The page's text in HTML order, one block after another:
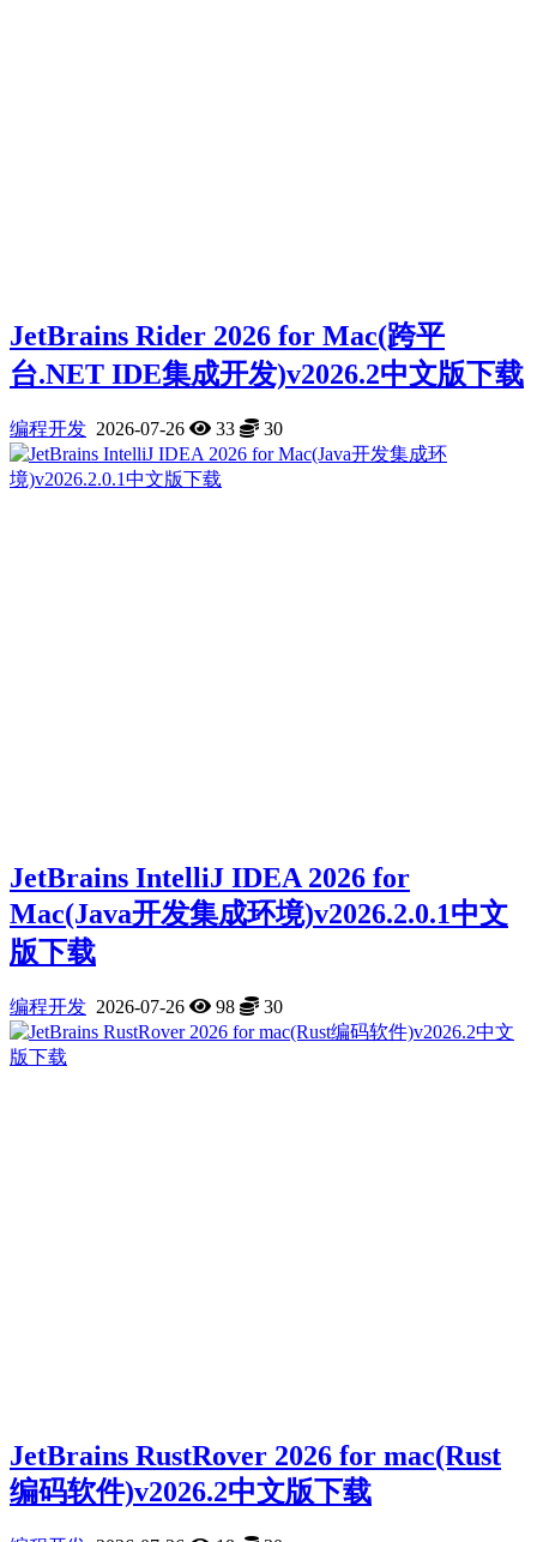
JetBrains Rider 2026 for Mac(跨平
台.NET IDE集成开发)v2026.2中文版下载
编程开发 2026-07-26 33 30
JetBrains IntelliJ IDEA 2026 for
Mac(Java开发集成环境)v2026.2.0.1中文
版下载
编程开发 2026-07-26 98 30
JetBrains RustRover 2026 for mac(Rust
编码软件)v2026.2中文版下载